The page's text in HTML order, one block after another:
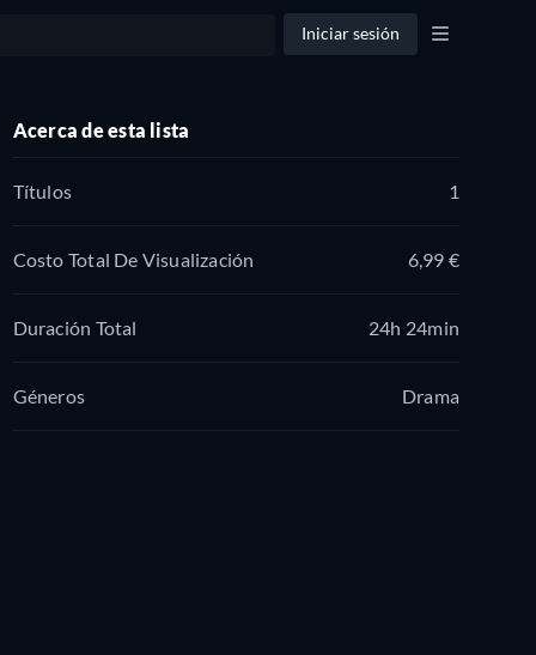
Iniciar sesión
Acerca de esta lista
Títulos 1
Costo Total De Visualización 6,99 €
Duración Total 24h 24min
Géneros Drama